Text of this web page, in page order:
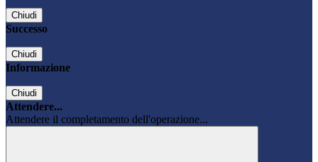
Chiudi
Successo
Chiudi
Informazione
Chiudi
Attendere...
Attendere il completamento dell'operazione...